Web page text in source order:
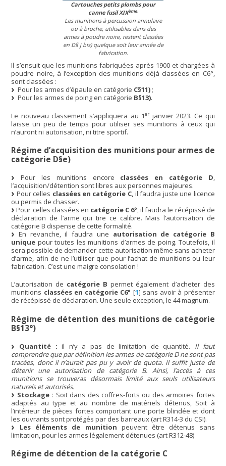
Cartouches petits plombs pour
canne fusil XIXème.
Les munitions à percussion annulaire
ou à broche, utilisables dans des
armes à poudre noire, restent classées
en D§ j bis) quelque soit leur année de
fabrication.
Il s’ensuit que les munitions fabriquées après 1900 et chargées à
poudre noire, à l’exception des munitions déjà classées en C6°,
sont classées :
Pour les armes d’épaule en catégorie C§11) ;
Pour les armes de poing en catégorie B§13).
Le nouveau classement s’appliquera au 1er janvier 2023. Ce qui
laisse un peu de temps pour utiliser ses munitions à ceux qui
n’auront ni autorisation, ni titre sportif.
Régime d’acquisition des munitions pour armes de
catégorie D§e)
Pour les munitions encore classées en catégorie D,
l’acquisition/détention sont libres aux personnes majeures.
Pour celles classées en catégorie C,il faudra juste une licence
ou permis de chasser.
Pour celles classées en catégorie C 6°, il faudra le récépissé de
déclaration de l’arme qui tire ce calibre. Mais l’autorisation de
catégorie B dispense de cette formalité.
En revanche, il faudra une autorisation de catégorie B
unique pour toutes les munitions d’armes de poing. Toutefois, il
sera possible de demander cette autorisation même sans acheter
d’arme, afin de ne l’utiliser que pour l’achat de munitions ou leur
fabrication. C’est une maigre consolation !
L’autorisation de catégorie B permet également d’acheter des
munitions classées en catégorie C6° [1] sans avoir à présenter
de récépissé de déclaration. Une seule exception, le 44 magnum.
Régime de détention des munitions de catégorie
B§13°)
Quantité : il n’y a pas de limitation de quantité. Il faut
comprendre que par définition les armes de catégorie D ne sont pas
tracées, donc il n’aurait pas pu y avoir de quota. Il suffit juste de
détenir une autorisation de catégorie B. Ainsi, l’accès à ces
munitions se trouveras désormais limité aux seuls utilisateurs
naturels et autorisés.
Stockage : Soit dans des coffres-forts ou des armoires fortes
adaptés au type et au nombre de matériels détenus, Soit à
l’intérieur de pièces fortes comportant une porte blindée et dont
les ouvrants sont protégés par des barreaux (art R314-3 du CSI).
Les éléments de munition peuvent être détenus sans
limitation, pour les armes légalement détenues (art R312-48)
Régime de détention de la catégorie C